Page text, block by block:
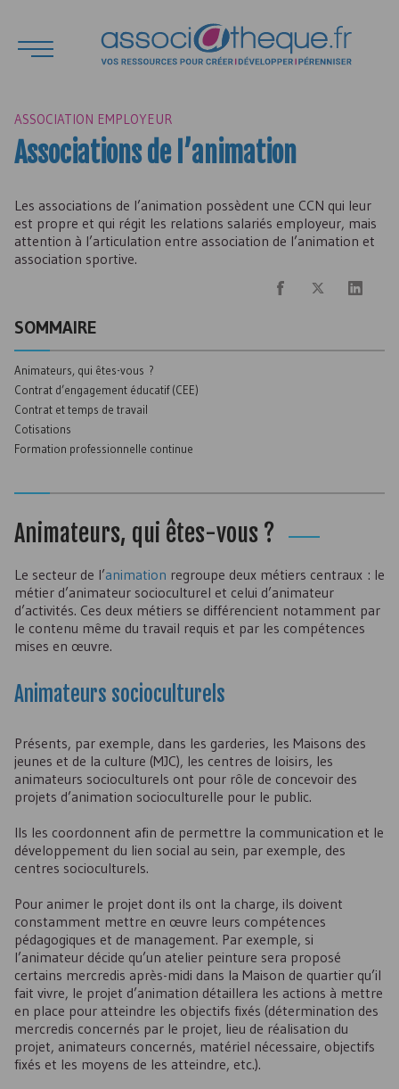
ASSOCIATION EMPLOYEUR
Associations de l’animation
Les associations de l’animation possèdent une CCN qui leur
est propre et qui régit les relations salariés employeur, mais
attention à l’articulation entre association de l’animation et
association sportive.
SOMMAIRE
Animateurs, qui êtes-vous ?
Contrat d’engagement éducatif (CEE)
Contrat et temps de travail
Cotisations
Formation professionnelle continue
Animateurs, qui êtes-vous ?
Le secteur de l’animation regroupe deux métiers centraux : le
métier d’animateur socioculturel et celui d’animateur
d’activités. Ces deux métiers se différencient notamment par
le contenu même du travail requis et par les compétences
mises en œuvre.
Animateurs socioculturels
Présents, par exemple, dans les garderies, les Maisons des
jeunes et de la culture (MJC), les centres de loisirs, les
animateurs socioculturels ont pour rôle de concevoir des
projets d’animation socioculturelle pour le public.
Ils les coordonnent afin de permettre la communication et le
développement du lien social au sein, par exemple, des
centres socioculturels.
Pour animer le projet dont ils ont la charge, ils doivent
constamment mettre en œuvre leurs compétences
pédagogiques et de management. Par exemple, si
l’animateur décide qu’un atelier peinture sera proposé
certains mercredis après-midi dans la Maison de quartier qu’il
fait vivre, le projet d’animation détaillera les actions à mettre
en place pour atteindre les objectifs fixés (détermination des
mercredis concernés par le projet, lieu de réalisation du
projet, animateurs concernés, matériel nécessaire, objectifs
fixés et les moyens de les atteindre, etc.).